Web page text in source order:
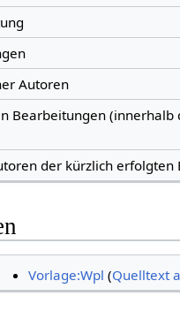
Autoren
Bearbeitungen (innerhalb
der kürzlich erfolgten
Vorlage:Wpl (Quelltext